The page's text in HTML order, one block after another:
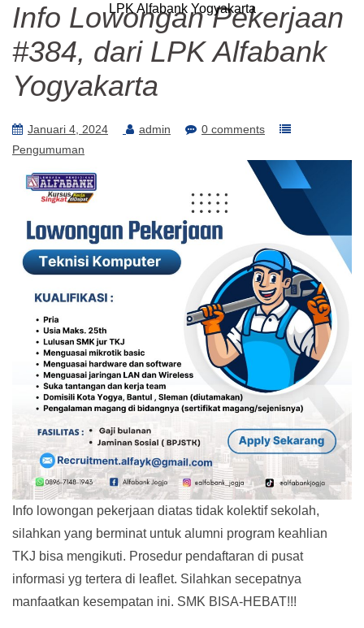
LPK Alfabank Yogyakarta
Info Lowongan Pekerjaan
#384, dari LPK Alfabank
Yogyakarta
Januari 4, 2024 admin
0 comments
Pengumuman
Info lowongan pekerjaan diatas tidak kolektif sekolah,
silahkan yang berminat untuk alumni program keahlian
TKJ bisa mengikuti. Prosedur pendaftaran di pusat
informasi yg tertera di leaflet. Silahkan secepatnya
manfaatkan kesempatan ini. SMK BISA-HEBAT!!!